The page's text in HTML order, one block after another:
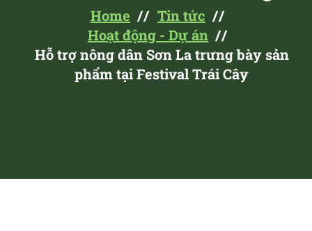
Home
Tin tức
Hoạt động - Dự án
Hỗ trợ nông dân Sơn La trưng bày sản
phẩm tại Festival Trái Cây